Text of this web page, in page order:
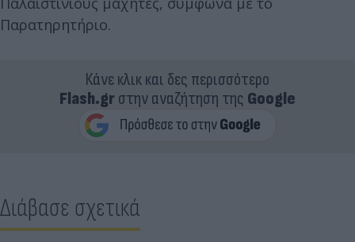
Παρατηρητήριο.
Κάνε κλικ και δες περισσότερο
Flash.grστην αναζήτηση της Google
Διάβασε σχετικά